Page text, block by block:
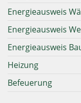
Energieausweis
Energieausweis
Energieausweis
Heizung
Befeuerung